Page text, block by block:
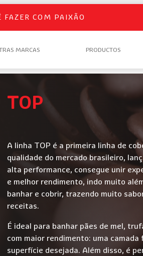
FAZER COM PAIXÃO
MARCAS PRODUCTOS
TOP
A linha TOP é a primeira linha de
qualidade do mercado brasileiro,
alta performance, consegue unir
e melhor rendimento, indo muito
banhar e cobrir, trazendo muito
receitas.
É ideal para banhar pães de mel,
com maior rendimento: uma
superfície desejada. Além disso, é